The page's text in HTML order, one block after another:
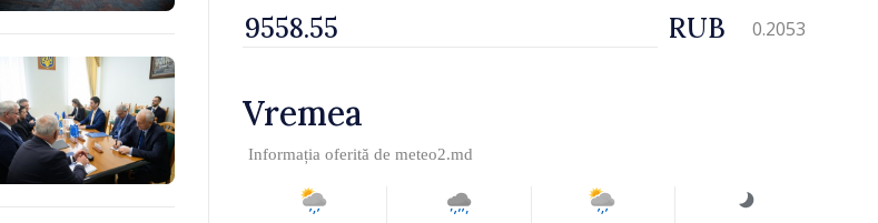
RUB 0.2053
Vremea
Informația oferită de meteo2.md